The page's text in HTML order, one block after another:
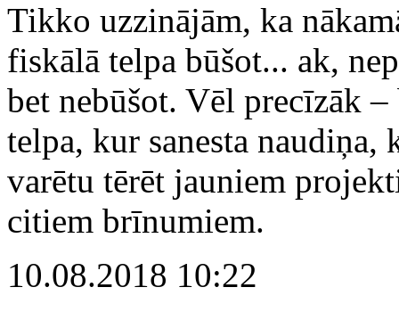
Tikko uzzinājām, ka
fiskālā telpa būšot... ak,
bet nebūšot. Vēl precīzāk
telpa, kur sanesta naudiņa,
varētu tērēt jauniem
citiem brīnumiem.
10.08.2018 10:22